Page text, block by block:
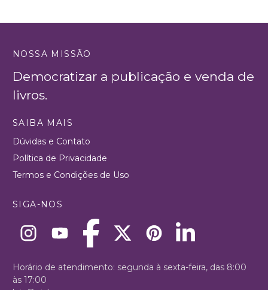
NOSSA MISSÃO
Democratizar a publicação e venda de
livros.
SAIBA MAIS
Dúvidas e Contato
Política de Privacidade
Termos e Condições de Uso
SIGA-NOS
Horário de atendimento: segunda à sexta-feira, das 8:00
às 17:00